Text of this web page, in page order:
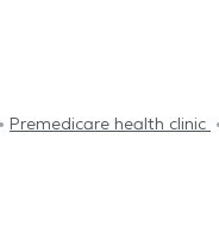
Premedicare health clinic